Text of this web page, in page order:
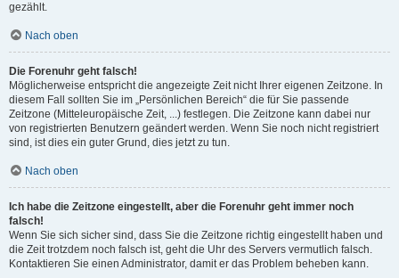
gezählt.
Nach oben
Die Forenuhr geht falsch!
Möglicherweise entspricht die angezeigte Zeit nicht Ihrer eigenen Zeitzone. In
diesem Fall sollten Sie im „Persönlichen Bereich“ die für Sie passende
Zeitzone (Mitteleuropäische Zeit, ...) festlegen. Die Zeitzone kann dabei nur
von registrierten Benutzern geändert werden. Wenn Sie noch nicht registriert
sind, ist dies ein guter Grund, dies jetzt zu tun.
Nach oben
Ich habe die Zeitzone eingestellt, aber die Forenuhr geht immer noch
falsch!
Wenn Sie sich sicher sind, dass Sie die Zeitzone richtig eingestellt haben und
die Zeit trotzdem noch falsch ist, geht die Uhr des Servers vermutlich falsch.
Kontaktieren Sie einen Administrator, damit er das Problem beheben kann.